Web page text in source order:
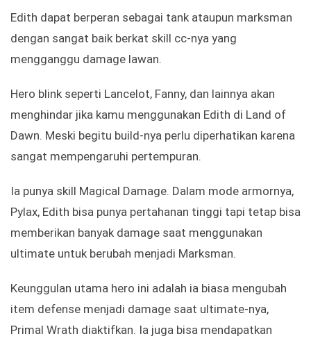
Edith dapat berperan sebagai tank ataupun marksman
dengan sangat baik berkat skill cc-nya yang
mengganggu damage lawan.
Hero blink seperti Lancelot, Fanny, dan lainnya akan
menghindar jika kamu menggunakan Edith di Land of
Dawn. Meski begitu build-nya perlu diperhatikan karena
sangat mempengaruhi pertempuran.
Ia punya skill Magical Damage. Dalam mode armornya,
Pylax, Edith bisa punya pertahanan tinggi tapi tetap bisa
memberikan banyak damage saat menggunakan
ultimate untuk berubah menjadi Marksman.
Keunggulan utama hero ini adalah ia biasa mengubah
item defense menjadi damage saat ultimate-nya,
Primal Wrath diaktifkan. Ia juga bisa mendapatkan